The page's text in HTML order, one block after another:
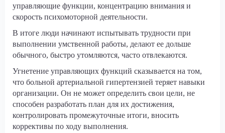
управляющие функции, концентрацию внимания и
скорость психомоторной деятельности.
В итоге люди начинают испытывать трудности при
выполнении умственной работы, делают ее дольше
обычного, быстро утомляются, часто отвлекаются.
Угнетение управляющих функций сказывается на том,
что больной артериальной гипертензией теряет навыки
организации. Он не может определить свои цели, не
способен разработать план для их достижения,
контролировать промежуточные итоги, вносить
коррективы по ходу выполнения.